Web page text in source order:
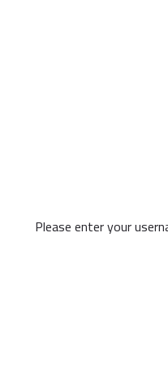
Please enter your